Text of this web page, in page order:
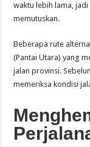
waktu lebih lama,
memutuskan.
Beberapa rute
(Pantai Utara) yang
jalan provinsi.
memeriksa kondisi